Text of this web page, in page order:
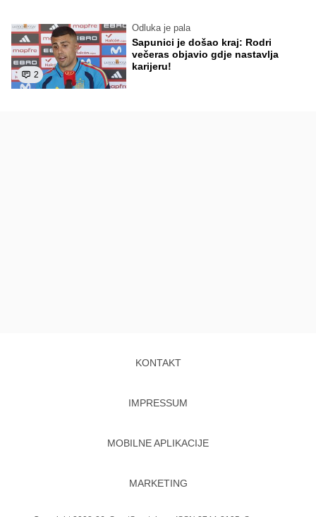
2
Odluka je pala
Sapunici je došao kraj: Rodri
večeras objavio gdje nastavlja
karijeru!
KONTAKT
IMPRESSUM
MOBILNE APLIKACIJE
MARKETING